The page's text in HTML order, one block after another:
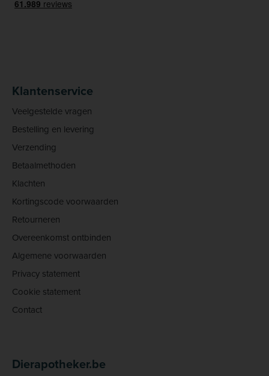
Klantenservice
Veelgestelde vragen
Bestelling en levering
Verzending
Betaalmethoden
Klachten
Kortingscode voorwaarden
Retourneren
Overeenkomst ontbinden
Algemene voorwaarden
Privacy statement
Cookie statement
Contact
Dierapotheker.be